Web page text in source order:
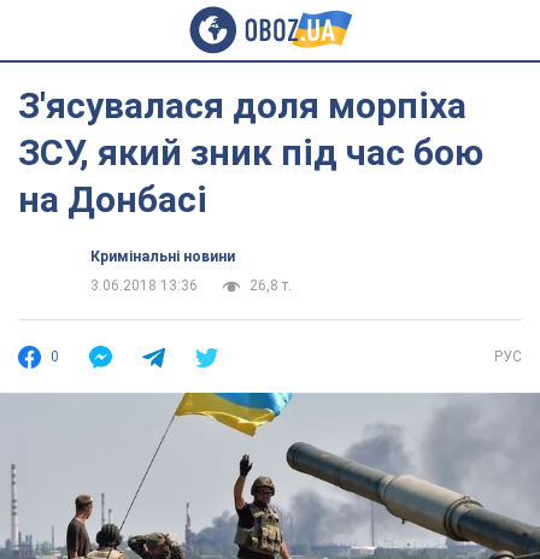
З'ясувалася доля морпіха
ЗСУ, який зник під час бою
на Донбасі
Кримінальні новини
3.06.2018 13:36
26,8 т.
0 РУС